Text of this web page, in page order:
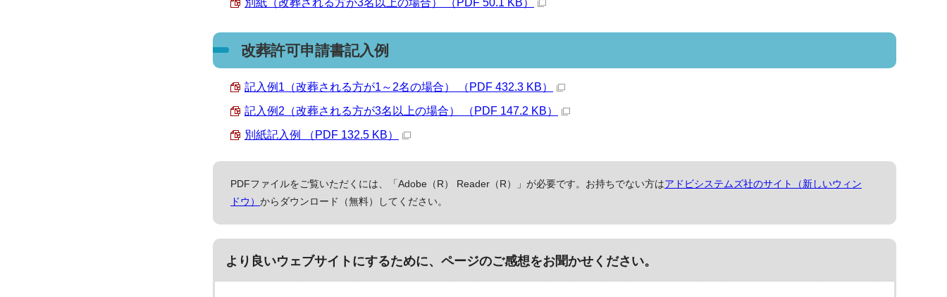
別紙（改葬される方が3名以上の場合） （PDF 50.1 KB）
改葬許可申請書記入例
記入例1（改葬される方が1～2名の場合） （PDF 432.3 KB）
記入例2（改葬される方が3名以上の場合） （PDF 147.2 KB）
別紙記入例 （PDF 132.5 KB）
PDFファイルをご覧いただくには、「Adobe（R） Reader（R）」が必要です。お持ちでない方はアドビシステムズ社のサイト（新しいウィン
ドウ） からダウンロード（無料）してください。
より良いウェブサイトにするために、ページのご感想をお聞かせください。